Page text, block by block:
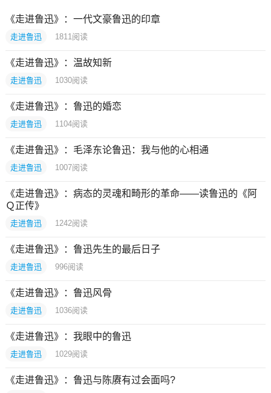
《走进鲁迅》：一代文豪鲁迅的印章
走进鲁迅 1811 阅读
《走进鲁迅》：温故知新
走进鲁迅 1030阅读
《走进鲁迅》：鲁迅的婚恋
走进鲁迅 1104阅读
《走进鲁迅》：毛泽东论鲁迅：我与他的心相通
走进鲁迅 1007阅读
《走进鲁迅》：病态的灵魂和畸形的革命——读鲁迅的《阿
Ｑ正传》
走进鲁迅 1242阅读
《走进鲁迅》：鲁迅先生的最后日子
走进鲁迅 996阅读
《走进鲁迅》：鲁迅风骨
走进鲁迅 1036阅读
《走进鲁迅》：我眼中的鲁迅
走进鲁迅 1029阅读
《走进鲁迅》：鲁迅与陈赓有过会面吗?